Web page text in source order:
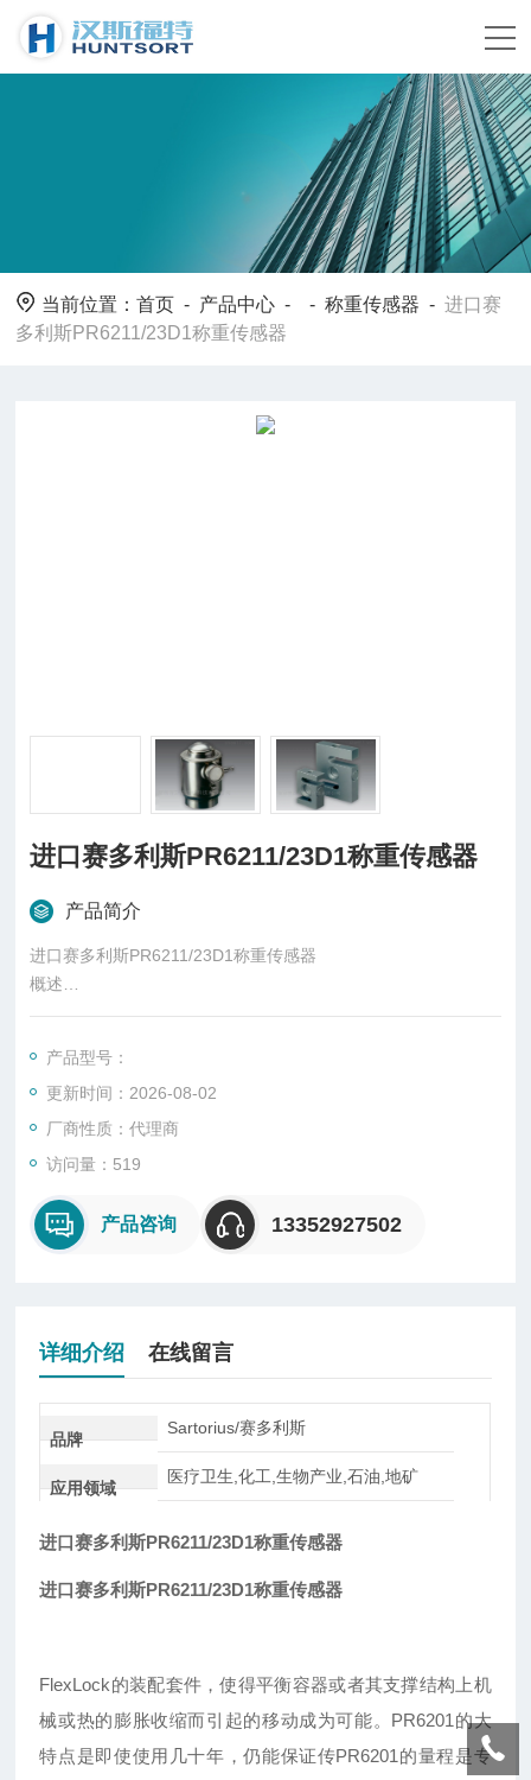
当前位置：首页 - 产品中心 - -称重传感器 -进口赛
多利斯PR6211/23D1称重传感器
进口赛多利斯PR6211/23D1称重传感器
产品简介
进口赛多利斯PR6211/23D1称重传感器
概述
柱式传感器也可称为柱式测力传感器，是称重传感器的一种，是
型、悬臂型、轮辐式、板环式、膜盒式、桥式、柱筒式等几种样
式。
产品型号：
更新时间：2026-08-02
厂商性质：代理商
访问量：519
产品咨询 13352927502
详细介绍 在线留言
品牌
Sartorius/赛多利斯
应用领域
医疗卫生,化工,生物产业,石油,地矿
进口赛多利斯PR6211/23D1称重传感器
进口赛多利斯PR6211/23D1称重传感器
FlexLock的装配套件，使得平衡容器或者其支撑结构上机
械或热的膨胀收缩而引起的移动成为可能。PR6201的大
特点是即使使用几十年，仍能保证传PR6201的量程是专